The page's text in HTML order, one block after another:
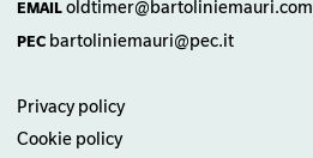
EMAILoldtimer@bartoliniemauri.com
PECbartoliniemauri@pec.it
Privacy policy
Cookie policy